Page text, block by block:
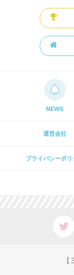
NEWS
運営会社
プライパシーポリ
[